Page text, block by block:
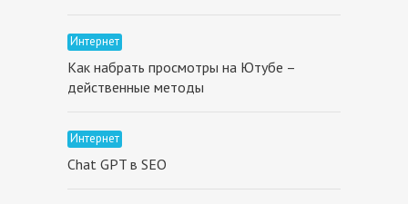
Интернет
Как набрать просмотры на Ютубе –
действенные методы
Интернет
Chat GPT в SEO